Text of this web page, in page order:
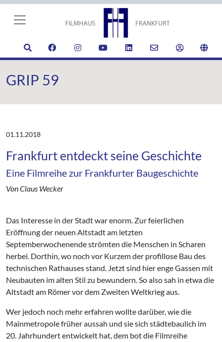
GRIP 59
01.11.2018
Frankfurt entdeckt seine Geschichte
Eine Filmreihe zur Frankfurter Baugeschichte
Von Claus Wecker
Das Interesse in der Stadt war enorm. Zur feierlichen
Eröffnung der neuen Altstadt am letzten
Septemberwochenende strömten die Menschen in Scharen
herbei. Dorthin, wo noch vor Kurzem der profillose Bau des
technischen Rathauses stand. Jetzt sind hier enge Gassen mit
Neubauten im alten Stil zu bewundern. So also sah in etwa die
Altstadt am Römer vor dem Zweiten Weltkrieg aus.
Wer jedoch noch mehr erfahren wollte darüber, wie die
Mainmetropole früher aussah und sie sich städtebaulich im
20. Jahrhundert entwickelt hat, dem bot die Filmreihe